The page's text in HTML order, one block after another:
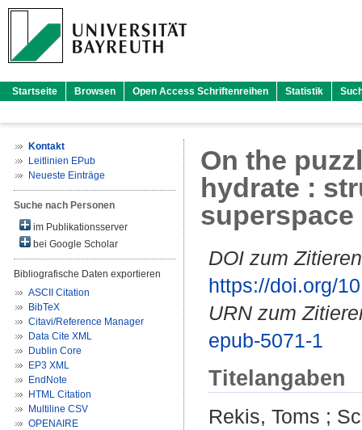
Startseite Browsen Open Access Schriftenreihen Statistik
Kontakt
Leitlinien EPub
Neueste Einträge
Suche nach Personen
im Publikationsserver
bei Google Scholar
Bibliografische Daten exportieren
ASCII Citation
BibTeX
Citavi/Reference Manager
Data Cite XML
Dublin Core
EP3 XML
EndNote
HTML Citation
Multiline CSV
OPENAIRE
On the
hydrate :
superspace
DOI zum
https://doi.org/
URN zum
epub-5071-1
Titelangaben
Rekis, Toms ;